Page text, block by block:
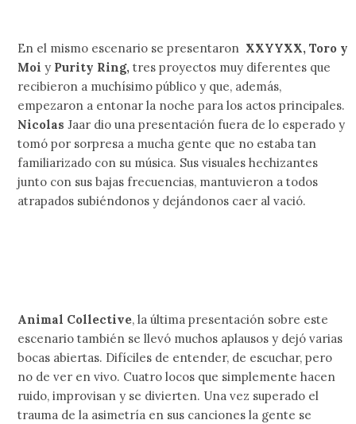
En el mismo escenario se presentaron XXYYXX, Toro y
Moiy Purity Ring,tres proyectos muy diferentes que
recibieron a muchísimo público y que, además,
empezaron a entonar la noche para los actos principales.
NicolasJaar dio una presentación fuera de lo esperado y
tomó por sorpresa a mucha gente que no estaba tan
familiarizado con su música. Sus visuales hechizantes
junto con sus bajas frecuencias, mantuvieron a todos
atrapados subiéndonos y dejándonos caer al vació.
Animal Collective, la última presentación sobre este
escenario también se llevó muchos aplausos y dejó varias
bocas abiertas. Difíciles de entender, de escuchar, pero
no de ver en vivo. Cuatro locos que simplemente hacen
ruido, improvisan y se divierten. Una vez superado el
trauma de la asimetría en sus canciones la gente se